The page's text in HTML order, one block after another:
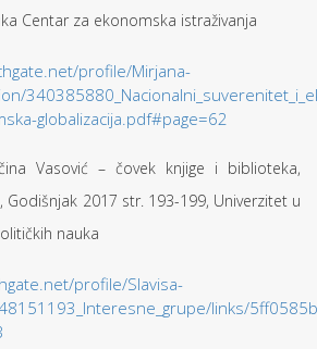
Centar za ekonomska istraživanja
profile/Mirjana-
globalizacija.pdf#page=62
Vasović – čovek knjige i biblioteka,
Godišnjak 2017 str. 193-199, Univerzitet u
nauka
profile/Slavisa-
links/